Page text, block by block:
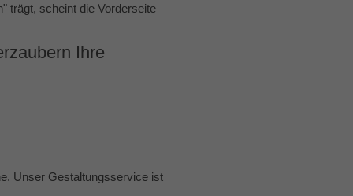
trägt, scheint die Vorderseite
Ihre
Unser Gestaltungsservice ist